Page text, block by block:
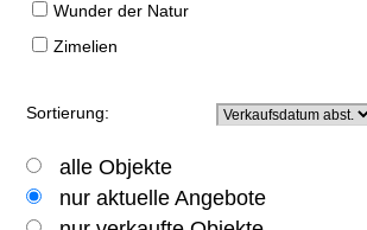
Wunder der Natur
Zimelien
Sortierung:
alle Objekte
nur aktuelle Angebote